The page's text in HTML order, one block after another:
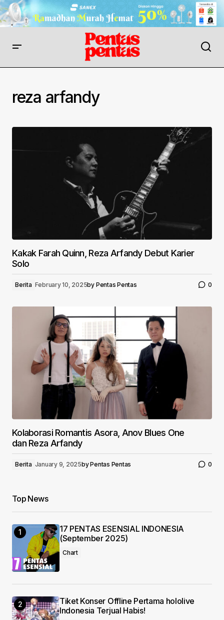
reza arfandy
Kakak Farah Quinn, Reza Arfandy Debut Karier
Solo
Berita February 10, 2025by Pentas Pentas 0
Kolaborasi Romantis Asora, Anov Blues One
dan Reza Arfandy
Berita January 9, 2025byPentas Pentas 0
Top News
17 PENTAS ESENSIAL INDONESIA
(September 2025)
Chart
Tiket Konser Offline Pertama hololive
Indonesia Terjual Habis!